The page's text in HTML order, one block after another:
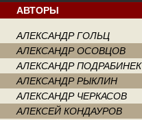
АВТОРЫ
АЛЕКСАНДР ГОЛЬЦ
АЛЕКСАНДР ОСОВЦОВ
АЛЕКСАНДР ПОДРАБИНЕК
АЛЕКСАНДР РЫКЛИН
АЛЕКСАНДР ЧЕРКАСОВ
АЛЕКСЕЙ КОНДАУРОВ